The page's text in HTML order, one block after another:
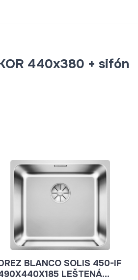
440x380 + sifón
BLANCO SOLIS 450-IF
LEŠTENÁ